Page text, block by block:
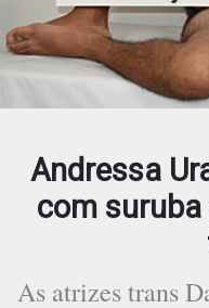
Andressa
com
As atrizes trans